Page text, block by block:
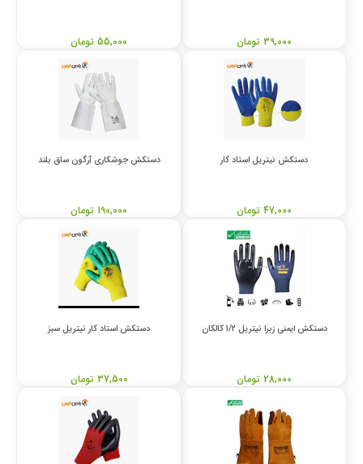
39,000 تومان 55,000 تومان
دستکش نیتریل استاد کار
47,000 تومان
دستکش جوشکاری آرگون ساق بلند
190,000 تومان
دستکش ایمنی زبرا نیتریل 1/2 کالکان
28,000 تومان
دستکش استاد کار نیتریل سبز
37,500 تومان